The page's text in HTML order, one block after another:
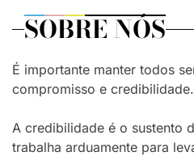
SOBRE NÓS
É importante manter todos
compromisso e credibilidade.
A credibilidade é o sustento
trabalha arduamente para